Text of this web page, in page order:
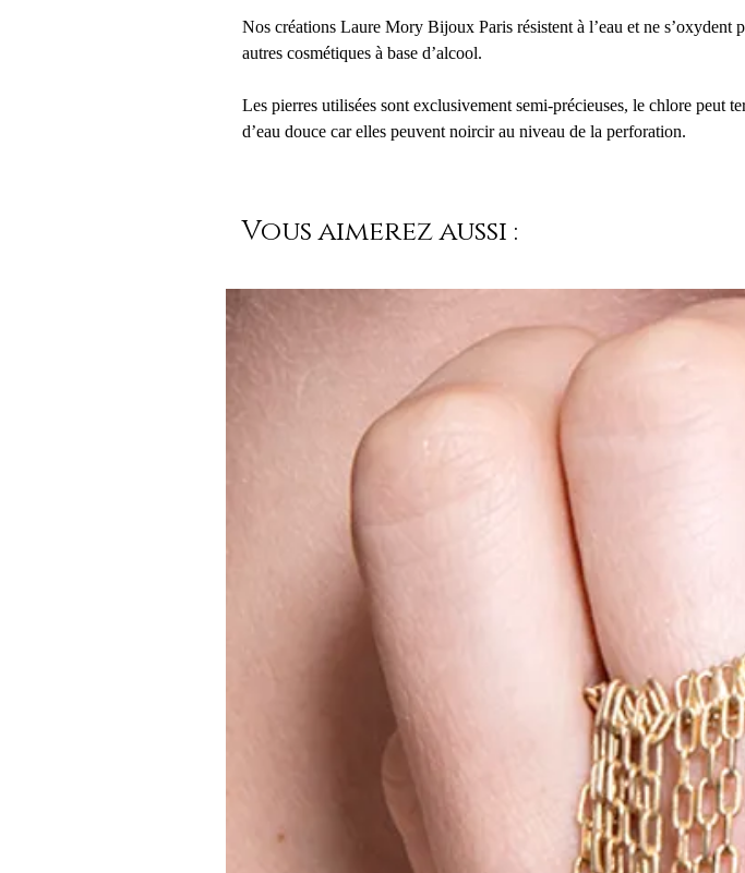
Nos créations Laure Mory Bijoux Paris résistent à l’eau et ne
autres cosmétiques à base d’alcool.
Les pierres utilisées sont exclusivement semi-précieuses, le chlore peut
d’eau douce car elles peuvent noircir au niveau de la perforation.
Vous aimerez aussi :